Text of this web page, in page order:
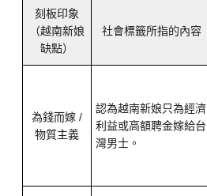
刻板印象
（越南新娘
缺點）
社會標籤所指的內容
為錢而嫁 /
物質主義
認為越南新娘只為經濟
利益或高額聘金嫁給台
灣男士。